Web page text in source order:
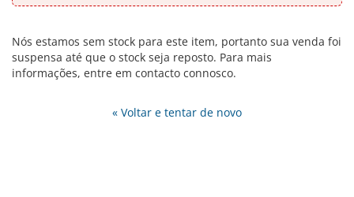
Nós estamos sem stock para este item, portanto sua venda foi
suspensa até que o stock seja reposto. Para mais
informações, entre em contacto connosco.
« Voltar e tentar de novo